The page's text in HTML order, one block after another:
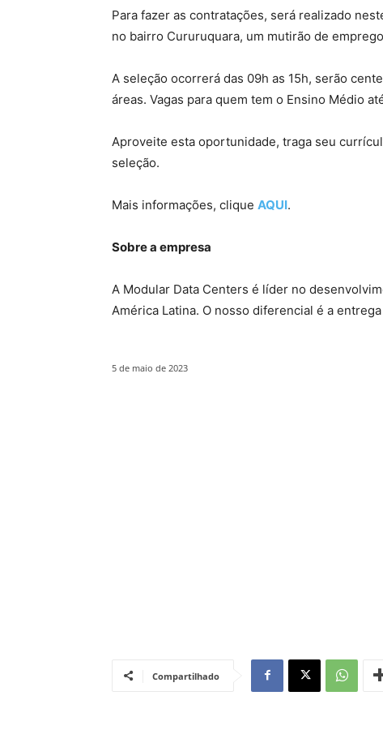
Para fazer as contratações, será realizado
no bairro Cururuquara, um mutirão de
A seleção ocorrerá das 09h as 15h, serão
áreas. Vagas para quem tem o Ensino Médio
Aproveite esta oportunidade, traga seu
seleção.
Mais informações, clique AQUI.
Sobre a empresa
A Modular Data Centers é líder no
América Latina. O nosso diferencial é a
5 de maio de 2023
Compartilhado